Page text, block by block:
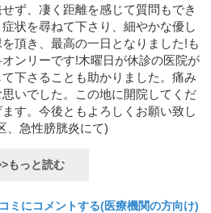
ず、凄く距離を感じて質問もでき
状を尋ねて下さり、細やかな優し
頂き、最高の一日となりました!も
ンリーです!木曜日が休診の医院が
下さることも助かりました。痛み
いでした。この地に開院してくだ
す。今後ともよろしくお願い致し
、急性膀胱炎にて)
もっと読む
ミにコメントする(医療機関の方向け)